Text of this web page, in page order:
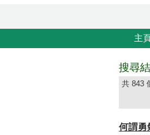
主
搜尋
共 843
何謂勇